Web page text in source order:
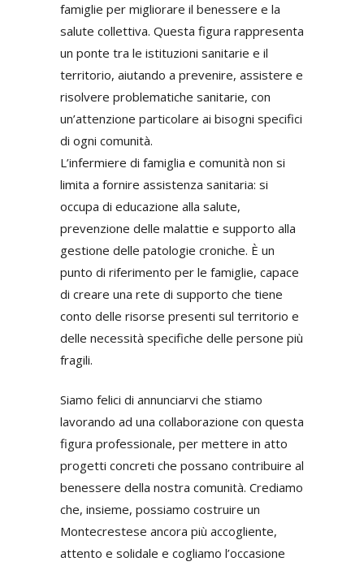
famiglie per migliorare il benessere e la
salute collettiva. Questa figura rappresenta
un ponte tra le istituzioni sanitarie e il
territorio, aiutando a prevenire, assistere e
risolvere problematiche sanitarie, con
un’attenzione particolare ai bisogni specifici
di ogni comunità.
L’infermiere di famiglia e comunità non si
limita a fornire assistenza sanitaria: si
occupa di educazione alla salute,
prevenzione delle malattie e supporto alla
gestione delle patologie croniche. È un
punto di riferimento per le famiglie, capace
di creare una rete di supporto che tiene
conto delle risorse presenti sul territorio e
delle necessità specifiche delle persone più
fragili.
Siamo felici di annunciarvi che stiamo
lavorando ad una collaborazione con questa
figura professionale, per mettere in atto
progetti concreti che possano contribuire al
benessere della nostra comunità. Crediamo
che, insieme, possiamo costruire un
Montecrestese ancora più accogliente,
attento e solidale e cogliamo l’occasione